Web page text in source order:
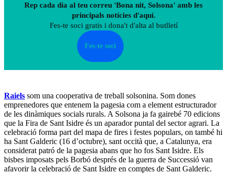
Rep cada dia al teu correu 'Bona nit, Solsona' amb les
principals notícies d'aquí.
Fes-te soci gratis i dona't d'alta al butlletí
Fes-te soci
Raiels som una cooperativa de treball solsonina. Som dones
emprenedores que entenem la pagesia com a element estructurador
de les dinàmiques socials rurals. A Solsona ja fa gairebé 70 edicions
que la Fira de Sant Isidre és un aparador puntal del sector agrari. La
celebració forma part del mapa de fires i festes populars, on també hi
ha Sant Galderic (16 d’octubre), sant occità que, a Catalunya, era
considerat patró de la pagesia abans que ho fos Sant Isidre. Els
bisbes imposats pels Borbó després de la guerra de Successió van
afavorir la celebració de Sant Isidre en comptes de Sant Galderic.